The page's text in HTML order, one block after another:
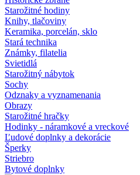
Starožitné hodiny
Knihy, tlačoviny
Keramika, porcelán, sklo
Stará technika
Známky, filatelia
Svietidlá
Starožitný nábytok
Sochy
Odznaky a vyznamenania
Obrazy
Starožitné hračky
Hodinky - náramkové a vreckové
Ľudové doplnky a dekorácie
Šperky
Striebro
Bytové doplnky